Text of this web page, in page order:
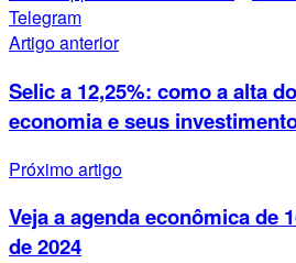
Telegram
Artigo anterior
Selic a 12,25%: como a alta
economia e seus
Próximo artigo
Veja a agenda econômica de
de 2024